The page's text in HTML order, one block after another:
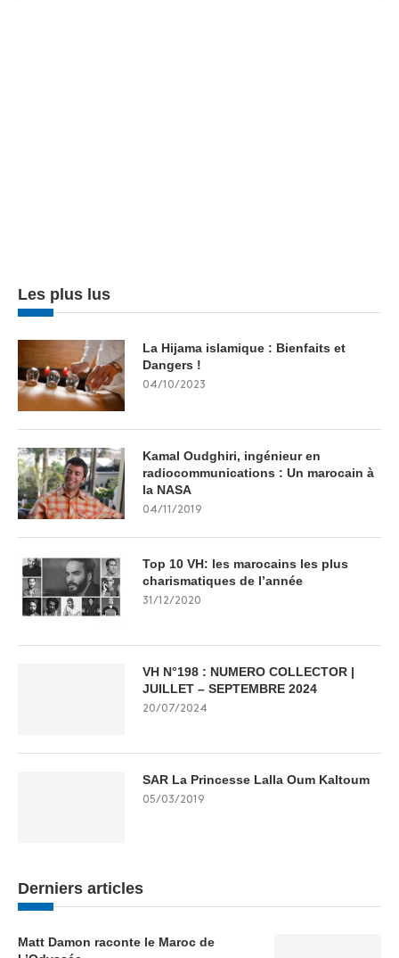
Les plus lus
La Hijama islamique : Bienfaits et
Dangers !
04/10/2023
Kamal Oudghiri, ingénieur en
radiocommunications : Un marocain à
la NASA
04/11/2019
Top 10 VH: les marocains les plus
charismatiques de l’année
31/12/2020
VH N°198 : NUMERO COLLECTOR |
JUILLET – SEPTEMBRE 2024
20/07/2024
SAR La Princesse Lalla Oum Kaltoum
05/03/2019
Derniers articles
Matt Damon raconte le Maroc de